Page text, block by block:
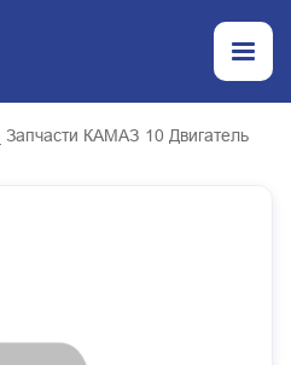
_ Запчасти КАМАЗ 10 Двигатель